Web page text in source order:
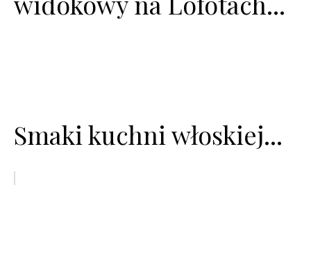
Smaki kuchni włoskiej...